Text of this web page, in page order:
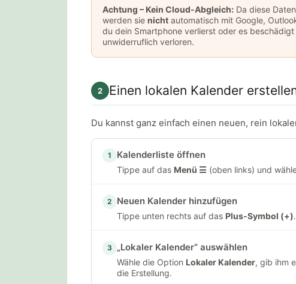
Achtung – Kein Cloud-Abgleich:Da diese
werden sie nichtautomatisch mit Google,
du dein Smartphone verlierst oder es
unwiderruflich verloren.
2 Einen lokalen Kalender
Du kannst ganz einfach einen neuen, rein
1 Kalenderliste öffnen
Tippe auf das Menü ☰ (oben links) und
2 Neuen Kalender hinzufügen
Tippe unten rechts auf das Plus-Symbol (+).
3 „Lokaler Kalender“ auswählen
Wähle die Option Lokaler Kalender, gib ihm
die Erstellung.